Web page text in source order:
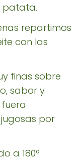
patata.
repartimos
con las
finas sobre
sabor y
por
a 180º